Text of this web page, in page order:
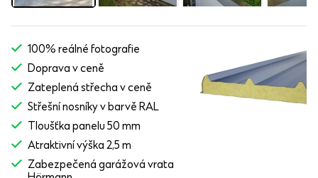
100% reálné fotografie
Doprava v ceně
Zateplená střecha v ceně
Střešní nosníky v barvě RAL
Tloušťka panelu 50 mm
Atraktivní výška 2,5 m
Zabezpečená garážová vrata